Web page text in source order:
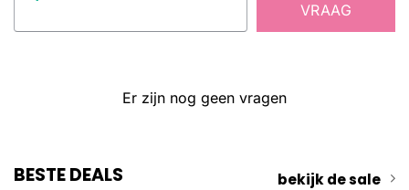
VRAAG
Er zijn nog geen vragen
BESTE DEALS bekijk de sale